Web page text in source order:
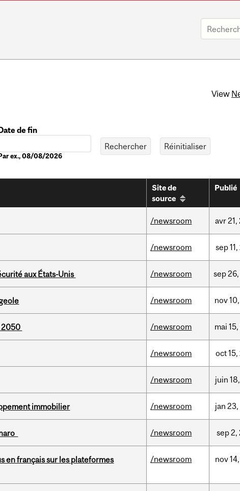
View
Date de fin
Par ex., 08/08/2026
Site de
source
Publié
/newsroom avr21,
/newsroom sep11,
aux États-Unis /newsroom sep26,
/newsroom nov10,
2050 /newsroom mai 15,
/newsroom oct15,
/newsroom juin 18,
immobilier /newsroom jan 23,
/newsroom sep2,
en français sur les plateformes
/newsroom nov14,